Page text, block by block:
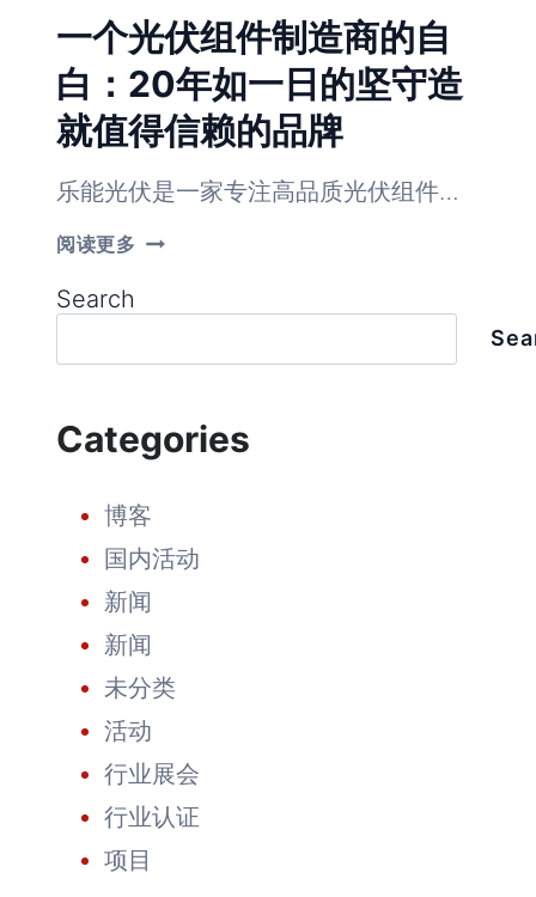
一个光伏组件制造商的自
白：20年如一日的坚守造
就值得信赖的品牌
乐能光伏是一家专注高品质光伏组件…
阅读更多 一
制
的
自
20
年
如
一
的
守
就
得
信
赖
的
品
Search
Categories
博客
国内活动
新闻
新闻
未分类
活动
行业展会
行业认证
项目